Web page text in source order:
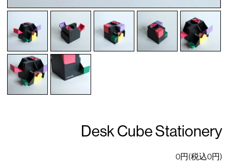
Desk Cube Stationery
0円(税込0円)